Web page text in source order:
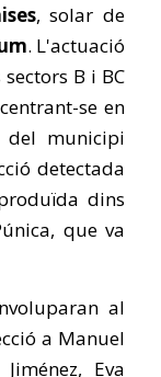
, solar de
. L'actuació
B i BC
se en
municipi
detectada
dins
que va
al
a Manuel
Eva